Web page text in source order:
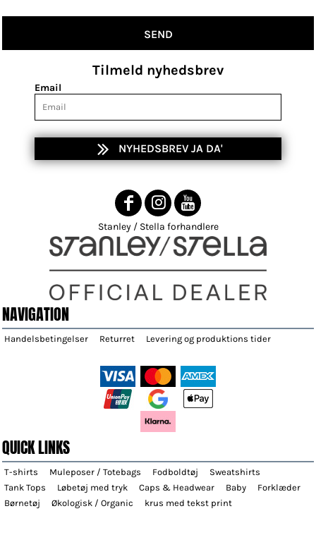
SEND
Tilmeld nyhedsbrev
Email
NYHEDSBREV JA DA'
Stanley / Stella forhandlere
NAVIGATION
Handelsbetingelser Returret Levering og produktions tider
QUICK LINKS
T-shirts Muleposer / Totebags Fodboldtøj
Sweatshirts
Tank Tops
Løbetøj med tryk Caps & Headwear Baby
Forklæder
Børnetøj
Økologisk / Organic krus med tekst print